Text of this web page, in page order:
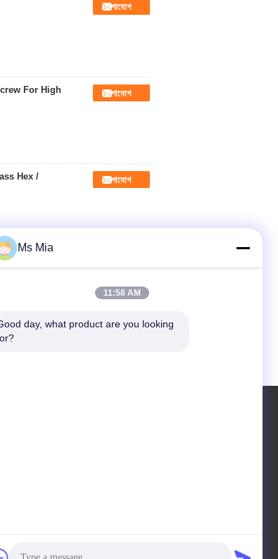
যোগাযোগ
For High
যোগাযোগ
Hex /
যোগাযোগ
যোগাযোগ
আবেদন
Ms Mia
11:58 AM
day, what product are you looking